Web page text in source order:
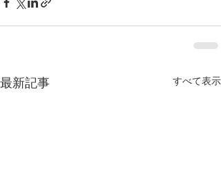
最新記事 すべて表示